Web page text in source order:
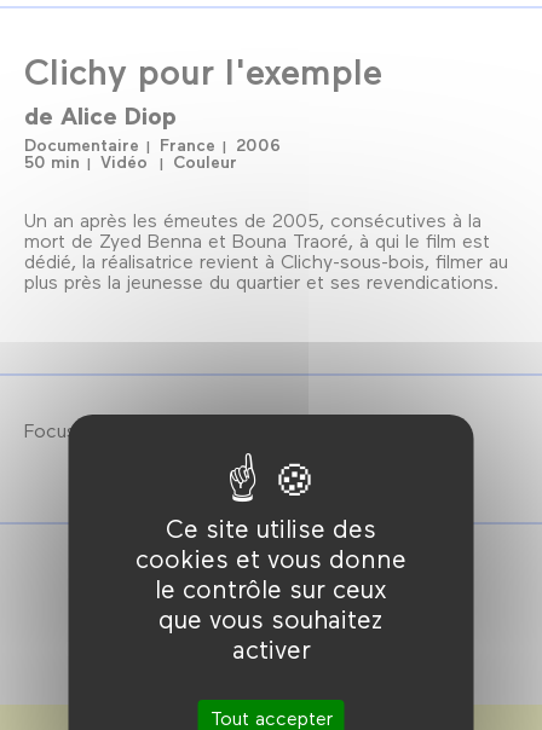
Ce site utilise des
cookies et vous donne
le contrôle sur ceux
que vous souhaitez
activer
Tout accepter
Clichy pour l'exemple
de Alice Diop
Documentaire France
2006
50 min
Vidéo Couleur
Un an après les émeutes de 2005, consécutives à la
mort de Zyed Benna et Bouna Traoré, à qui le film est
dédié, la réalisatrice revient à Clichy-sous-bois, filmer au
plus près la jeunesse du quartier et ses revendications.
Focus Alice Diop : 14 → 22 décembre 2024.